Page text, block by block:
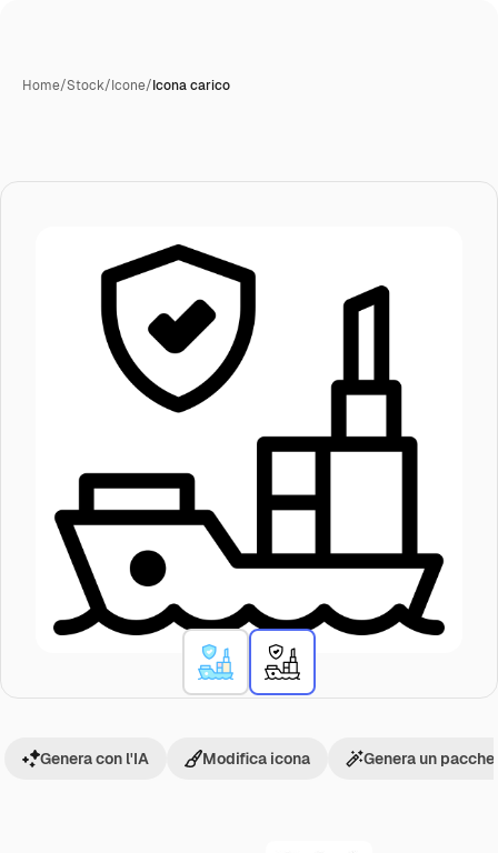
Home/Stock/Icone/Icona carico
Genera con l'IA Modifica icona Genera un